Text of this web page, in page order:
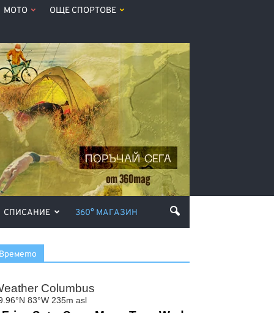
МОТО ОЩЕ СПОРТОВЕ
СПИСАНИЕ 360° МАГАЗИН